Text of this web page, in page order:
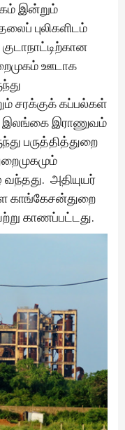
இன்றும்
புலிகளிடம்
ஊடாக
சரக்குக் கப்பல்கள்
இலங்கை இராணுவம்
பருத்தித்துறை
அதியுயர்
காங்கேசன்துறை
காணப்பட்டது.